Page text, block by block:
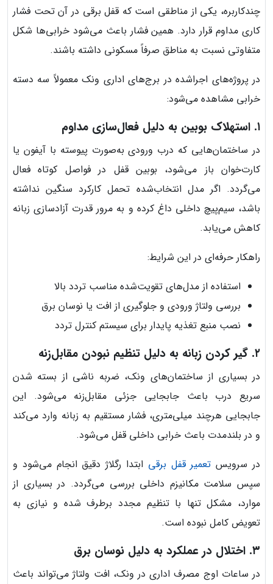
چندکاربره، یکی از مناطقی است که قفل برقی در آن تحت فشار
کاری مداوم قرار دارد. همین فشار باعث می‌شود خرابی‌ها شکل
متفاوتی نسبت به مناطق صرفاً مسکونی داشته باشند.
در پروژه‌های اجراشده در برج‌های اداری ونک معمولاً سه دسته
خرابی مشاهده می‌شود:
۱. استهلاک بوبین به دلیل فعال‌سازی مداوم
در ساختمان‌هایی که درب ورودی به‌صورت پیوسته با آیفون یا
کارت‌خوان باز می‌شود، بوبین قفل در فواصل کوتاه فعال
می‌گردد. اگر مدل انتخاب‌شده تحمل کارکرد سنگین نداشته
باشد، سیم‌پیچ داخلی داغ کرده و به مرور قدرت آزادسازی زبانه
کاهش می‌یابد.
راهکار حرفه‌ای در این شرایط:
استفاده از مدل‌های تقویت‌شده مناسب تردد بالا
بررسی ولتاژ ورودی و جلوگیری از افت یا نوسان برق
نصب منبع تغذیه پایدار برای سیستم کنترل تردد
۲. گیر کردن زبانه به دلیل تنظیم نبودن مقابل‌زنه
در بسیاری از ساختمان‌های ونک، ضربه ناشی از بسته شدن
سریع درب باعث جابجایی جزئی مقابل‌زنه می‌شود. این
جابجایی هرچند میلی‌متری، فشار مستقیم به زبانه وارد می‌کند
و در بلندمدت باعث خرابی داخلی قفل می‌شود.
در سرویس تعمیر قفل برقی ابتدا رگلاژ دقیق انجام می‌شود و
سپس سلامت مکانیزم داخلی بررسی می‌گردد. در بسیاری از
موارد، مشکل تنها با تنظیم مجدد برطرف شده و نیازی به
تعویض کامل نبوده است.
۳. اختلال در عملکرد به دلیل نوسان برق
در ساعات اوج مصرف اداری در ونک، افت ولتاژ می‌تواند باعث